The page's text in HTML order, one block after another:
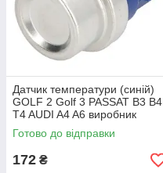
Датчик температури (синій)
GOLF 2 Golf 3 PASSAT B3 B4
T4 AUDI A4 A6 виробник
Topran Німеччина
Готово до відправки
172 ₴